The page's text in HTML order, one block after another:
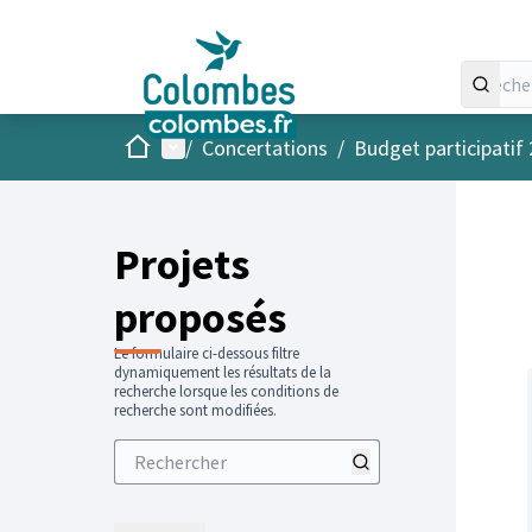
AccueilMenu principal
/ Concertations / Budget participatif
Projets
proposés
Le formulaire ci-dessous filtre
dynamiquement les résultats de la
recherche lorsque les conditions de
recherche sont modifiées.